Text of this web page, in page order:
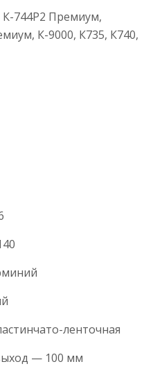
К-744Р2 Премиум,
К-9000, К735, К740,
ленточная
— 100 мм